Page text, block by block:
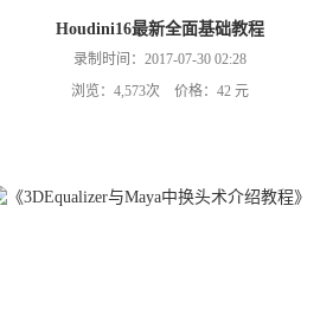
Houdini16最新全面基础教程
录制时间：2017-07-30 02:28
浏览：4,573次 价格：42 元